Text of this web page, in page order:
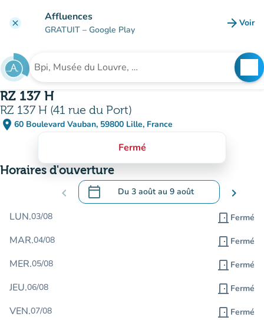
clear Affluences
GRATUIT – Google Play arrow_forward Voir
Rechercher un établissement
RZ 137 H
RZ 137 H (41 rue du Port)
place 60 Boulevard Vauban, 59800 Lille, France
(ouvrir dans Google Maps)
(nouvel onglet)
Fermé
Horaires d'ouverture
chevron_left calendar_today Du 3 aoûtau 9 août
.Ouvrir le calendrier pour changer de
chevron_right
LUN.03/08 door_front Fermé
MAR.04/08 door_front Fermé
MER.05/08 door_front Fermé
JEU.06/08 door_front Fermé
VEN.07/08 door_front Fermé